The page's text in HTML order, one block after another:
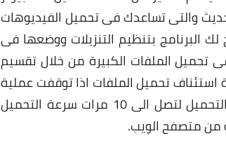
والتى تساعدك فى تحميل الفيديوهات
البرنامج بتنظيم التنزيلات ووضعها فى
تحميل الملفات الكبيرة من خلال تقسيم
استئناف تحميل الملفات اذا توقفت عملية
التحميل لاى سبب مما يوفر الكثير من الوقت ، تستطيع زيادة سرعة التحميل لتصل الى 10 مرات سرعة التحميل
من متصفح الويب.